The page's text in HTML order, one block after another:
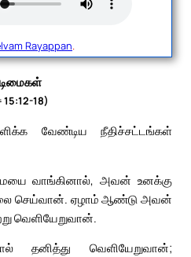
Rayappan.
18)
வேண்டிய நீதிச்சட்டங்கள்
வாங்கினால், அவன் உனக்கு
செய்வான். ஏழாம் ஆண்டு அவன்
வெளியேறுவான்.
தனித்து வெளியேறுவான்;